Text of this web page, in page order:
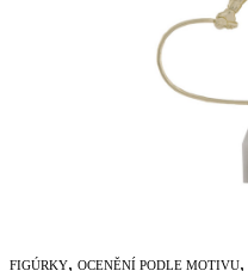
FIGÚRKY, OCENĚNÍ PODLE MOTIVU,